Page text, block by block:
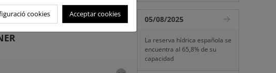
05/08/2025
La reserva hídrica española se
encuentra al 65,8% de su
capacidad
cookies Acceptar cookies